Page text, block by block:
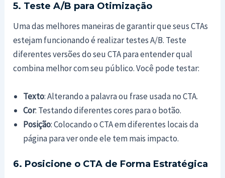
5. Teste A/B para Otimização
Uma das melhores maneiras de garantir que seus CTAs
estejam funcionando é realizar testes A/B. Teste
diferentes versões do seu CTA para entender qual
combina melhor com seu público. Você pode testar:
Texto: Alterando a palavra ou frase usada no CTA.
Cor: Testando diferentes cores para o botão.
Posição: Colocando o CTA em diferentes locais da
página para ver onde ele tem mais impacto.
6. Posicione o CTA de Forma Estratégica